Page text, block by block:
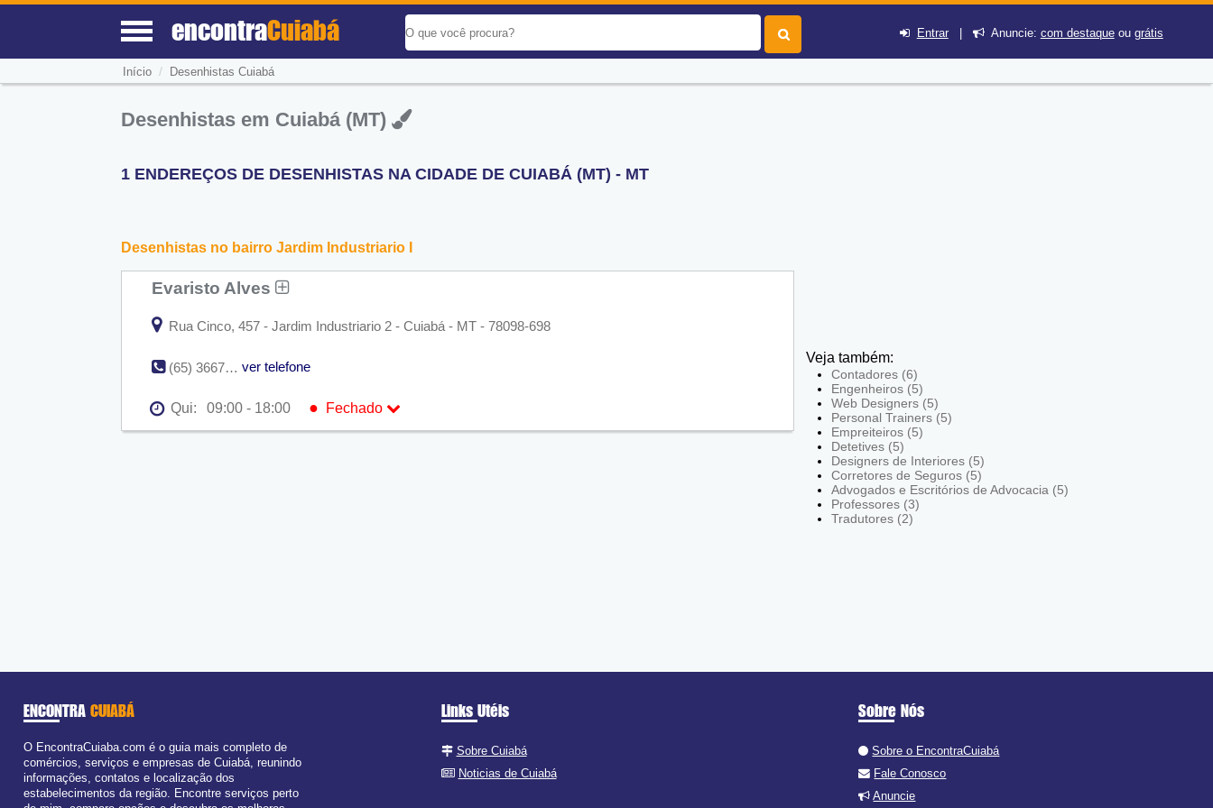
encontraCuiabá Entrar| Anuncie: com destaqueou grátis
Início / Desenhistas Cuiabá
Desenhistas em Cuiabá (MT)
1 ENDEREÇOS DE DESENHISTAS NA CIDADE DE CUIABÁ (MT) - MT
Desenhistas no bairro Jardim Industriario I
Evaristo Alves
Rua Cinco, 457 - Jardim Industriario 2 - Cuiabá - MT - 78098-698
(65) 3667-4733 ver telefone
Qui: 09:00 - 18:00 ● Fechado
Seg:
09:00 - 18:00
Veja também:
Contadores (6)
Engenheiros (5)
Web Designers (5)
Personal Trainers (5)
Empreiteiros (5)
Detetives (5)
Designers de Interiores (5)
Corretores de Seguros (5)
Advogados e Escritórios de Advocacia (5)
Professores (3)
Tradutores (2)
ENCONTRA CUIABÁ
O EncontraCuiaba.com é o guia mais completo de
comércios, serviços e empresas de Cuiabá, reunindo
informações, contatos e localização dos
estabelecimentos da região. Encontre serviços perto
Links Utéis
Sobre Cuiabá
Noticias de Cuiabá
Sobre Nós
Sobre o EncontraCuiabá
Fale Conosco
Anuncie